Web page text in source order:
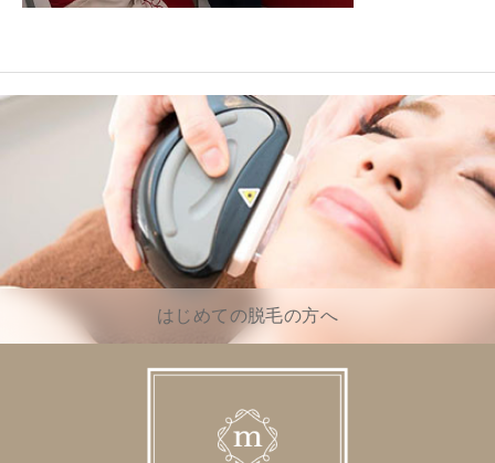
はじめての脱毛の方へ